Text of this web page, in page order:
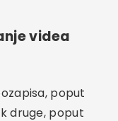
u ovom
vaša
u dobru
ključno je kako
i imali